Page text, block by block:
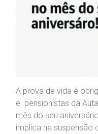
A prova de vida é
e pensionistas da
mês do seu
implica na suspensão